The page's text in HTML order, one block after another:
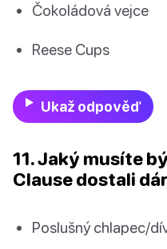
Čokoládová vejce
Reese Cups
Ukaž odpověď
11. Jaký musíte
Clause dostali
Poslušný chlapec/